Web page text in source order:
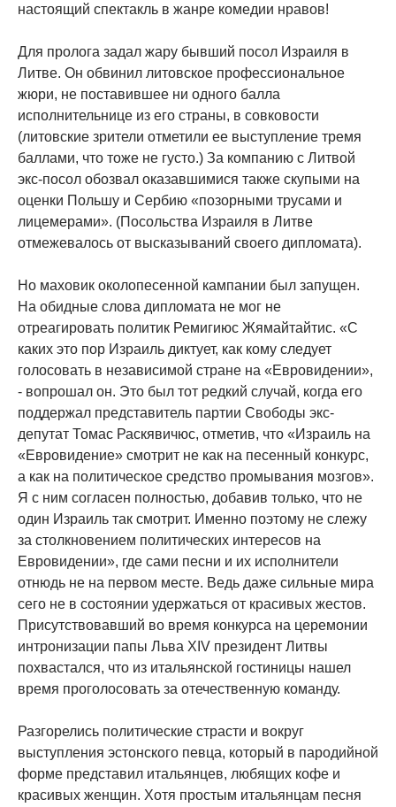
настоящий спектакль в жанре комедии нравов!
Для пролога задал жару бывший посол Израиля в
Литве. Он обвинил литовское профессиональное
жюри, не поставившее ни одного балла
исполнительнице из его страны, в совковости
(литовские зрители отметили ее выступление тремя
баллами, что тоже не густо.) За компанию с Литвой
экс-посол обозвал оказавшимися также скупыми на
оценки Польшу и Сербию «позорными трусами и
лицемерами». (Посольства Израиля в Литве
отмежевалось от высказываний своего дипломата).
Но маховик околопесенной кампании был запущен.
На обидные слова дипломата не мог не
отреагировать политик Ремигиюс Жямайтайтис. «С
каких это пор Израиль диктует, как кому следует
голосовать в независимой стране на «Евровидении»,
- вопрошал он. Это был тот редкий случай, когда его
поддержал представитель партии Свободы экс-
депутат Томас Раскявичюс, отметив, что «Израиль на
«Евровидение» смотрит не как на песенный конкурс,
а как на политическое средство промывания мозгов».
Я с ним согласен полностью, добавив только, что не
один Израиль так смотрит. Именно поэтому не слежу
за столкновением политических интересов на
Евровидении», где сами песни и их исполнители
отнюдь не на первом месте. Ведь даже сильные мира
сего не в состоянии удержаться от красивых жестов.
Присутствовавший во время конкурса на церемонии
интронизации папы Льва XIV президент Литвы
похвастался, что из итальянской гостиницы нашел
время проголосовать за отечественную команду.
Разгорелись политические страсти и вокруг
выступления эстонского певца, который в пародийной
форме представил итальянцев, любящих кофе и
красивых женщин. Хотя простым итальянцам песня